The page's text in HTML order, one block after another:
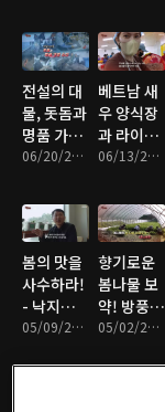
전설의 대
물, 돗돔과
명품 가방
수선
06/20/2026 • 46분
베트남 새
우 양식장
과 라이스
페이퍼 06/13/2026 • 47분
봄의 맛을
사수하라!
- 낙지와
고사리와05/09/2026 • 46분
향기로운
봄나물 보
약! 방풍나
물과 미나
05/02/2026 • 46분